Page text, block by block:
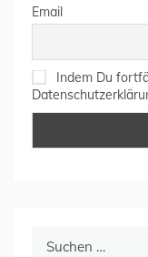
Email
Indem Du